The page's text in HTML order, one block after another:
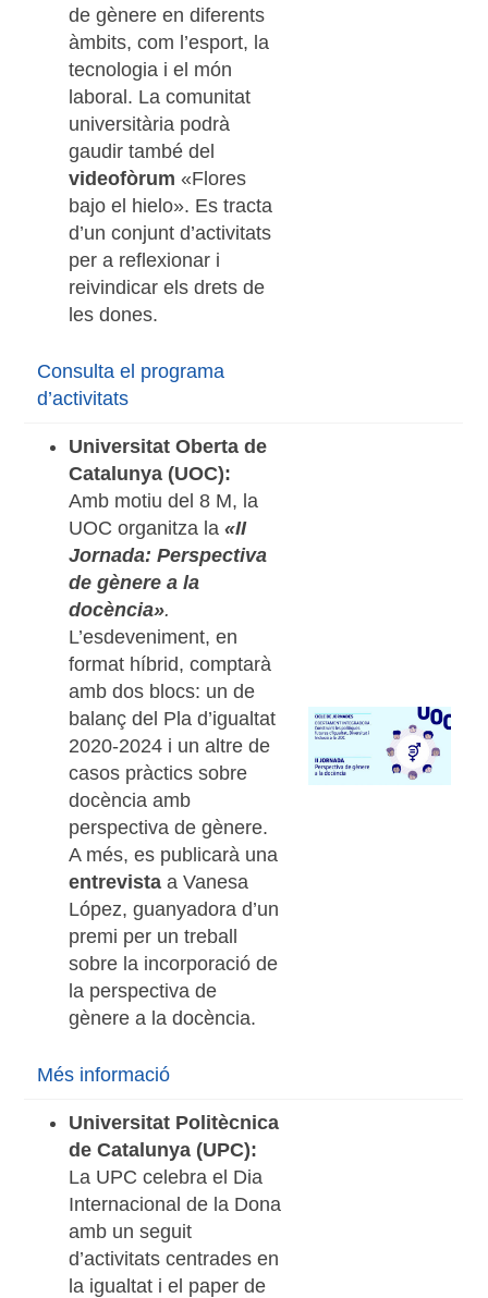
de gènere en diferents
àmbits, com l’esport, la
tecnologia i el món
laboral. La comunitat
universitària podrà
gaudir també del
videofòrum «Flores
bajo el hielo». Es tracta
d’un conjunt d’activitats
per a reflexionar i
reivindicar els drets de
les dones.
Consulta el programa
d’activitats
Universitat Oberta de
Catalunya (UOC):
Amb motiu del 8 M, la
UOC organitza la«II
Jornada: Perspectiva
de gènere a la
docència».
L’esdeveniment, en
format híbrid, comptarà
amb dos blocs: un de
balanç del Pla d’igualtat
2020-2024 i un altre de
casos pràctics sobre
docència amb
perspectiva de gènere.
A més, es publicarà una
entrevista a Vanesa
López, guanyadora d’un
premi per un treball
sobre la incorporació de
la perspectiva de
gènere a la docència.
Més informació
Universitat Politècnica
de Catalunya (UPC):
La UPC celebra el Dia
Internacional de la Dona
amb un seguit
d’activitats centrades en
la igualtat i el paper de